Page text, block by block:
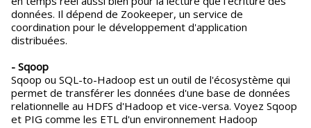
données. Il dépend de Zookeeper, un service de
coordination pour le développement d'application
distribuées.
- Sqoop
Sqoop ou SQL-to-Hadoop est un outil de l'écosystème qui
permet de transférer les données d'une base de données
relationnelle au HDFS d'Hadoop et vice-versa. Voyez Sqoop
et PIG comme les ETL d'un environnement Hadoop